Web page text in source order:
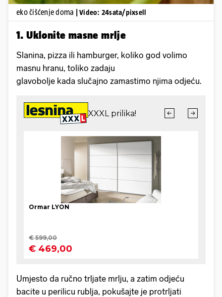
eko čišćenje doma | Video: 24sata/pixsell
1. Uklonite masne mrlje
Slanina, pizza ili hamburger, koliko god volimo
masnu hranu, toliko zadaju
glavobolje kada slučajno zamastimo njima odjeću.
Umjesto da ručno trljate mrlju, a zatim odjeću
bacite u perilicu rublja, pokušajte je protrljati